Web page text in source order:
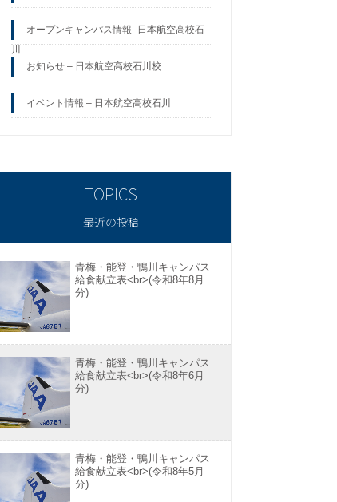
オープンキャンパス情報–日本航空高校石
川
お知らせ – 日本航空高校石川校
イベント情報 – 日本航空高校石川
最近の投稿
青梅・能登・鴨川キャンパス
給食献立表<br>(令和8年8月
分)
青梅・能登・鴨川キャンパス
給食献立表<br>(令和8年6月
分)
青梅・能登・鴨川キャンパス
給食献立表<br>(令和8年5月
分)